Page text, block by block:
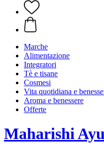
Marche
Alimentazione
Integratori
Tè e tisane
Cosmesi
Vita quotidiana e
Aroma e benessere
Offerte
Maharishi